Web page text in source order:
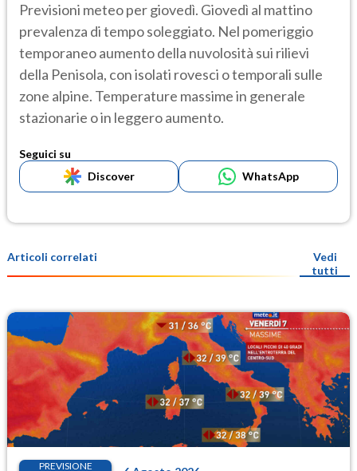
Previsioni meteo per giovedì. Giovedì al mattino
prevalenza di tempo soleggiato. Nel pomeriggio
temporaneo aumento della nuvolosità sui rilievi
della Penisola, con isolati rovesci o temporali sulle
zone alpine. Temperature massime in generale
stazionarie o in leggero aumento.
Seguici su
Discover
WhatsApp
Articoli correlati
Vedi
tutti
PREVISIONE